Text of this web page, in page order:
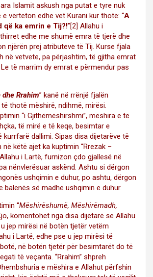
Islamit askush nga putat e tyre nuk
e vërteton edhe vet Kurani kur thotë: “A
që ka emrin e Tij?!”[2] Allahu i
edhe me shumë emra të tjerë dhe
njërën prej atributeve të Tij. Kurse fjala
në vetvete, pa përjashtim, të gjitha emrat
të marrim dy emrat e përmendur pas
dhe Rrahim” kanë në rrënjë fjalën
të thotë mëshirë, ndihmë, mirësi.
“i Gjithëmëshirshmi”, mëshira e të
të mirë e të keqe, besimtar e
kurrfarë dallimi. Sipas disa dijetarëve të
këtë ajet ka kuptimin “Rrezak –
i Lartë, furnizon çdo gjallesë në
nënvlerësuar askënd. Ashtu si dërgon
ushqimin e duhur, po ashtu, dërgon
balenës së madhe ushqimin e duhur.
“Mëshirëshumë, Mëshirëmadh,
komentohet nga disa dijetarë se Allahu
jep mirësi në botën tjetër vetëm
i Lartë, edhe pse u jep mirësi të
në botën tjetër për besimtarët do të
të veçanta. “Rrahim” shpreh
e mëshira e Allahut përfshin